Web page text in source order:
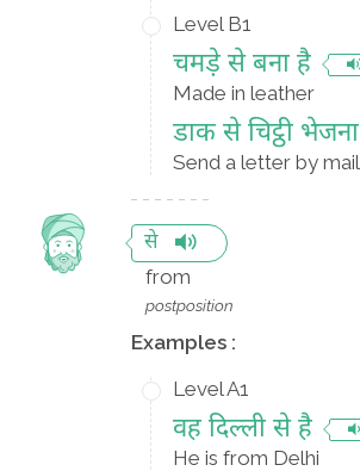
Level B1
चमड़े से बना है
Made in leather
डाक से चिट्ठी भेजना
Send a letter by mail
से
from
postposition
Examples :
Level A1
वह दिल्ली से है
He is from Delhi